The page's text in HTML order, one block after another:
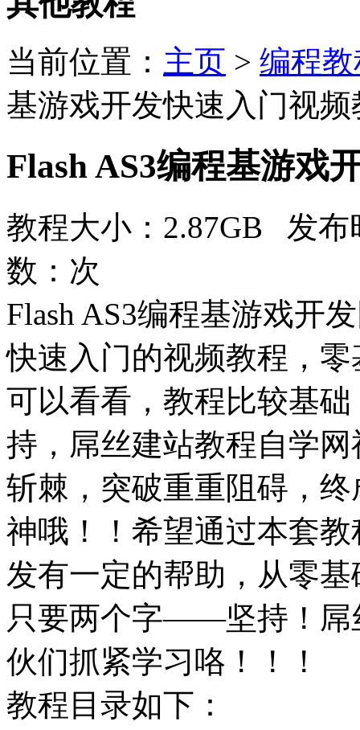
当前位置： 主页 > 编程
基游戏开发快速入门视频
Flash AS3编程基游戏
教程大小：2.87GB 发
数： 次
Flash AS3编程基游戏开
快速入门的视频教程，
可以看看，教程比较基
持，屌丝建站教程自学
斩棘，突破重重阻碍，终
神哦！！希望通过本套教
发有一定的帮助，从零
只要两个字——坚持！屌
伙们抓紧学习咯！！！
教程目录如下：